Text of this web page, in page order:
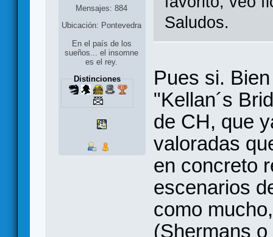
Mensajes: 884
Ubicación: Pontevedra
En el país de los
sueños... el insomne
es el rey.
Distinciones
Saludos.
Pues si.
"Kellan´s
de CH, que
valoradas
en concreto
escenarios
como
(Shermans